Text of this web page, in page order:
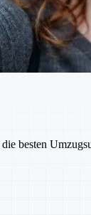
besten